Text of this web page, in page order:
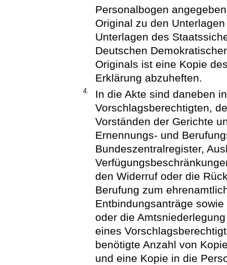
Personalbogen
Original zu den
Unterlagen des
Deutschen
Originals ist eine Kopie
Erklärung abzuheften.
4.
In die Akte sind daneben
Vorschlagsberechtigten,
Vorständen der Gerichte
Ernennungs- und
Bundeszentralregister,
den Widerruf oder die
Berufung zum
Entbindungsanträge
oder die
eines
benötigte Anzahl von
und eine Kopie in die